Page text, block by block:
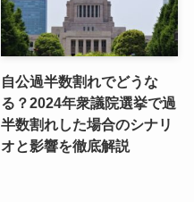
自公過半数割れでどうな
る？2024年衆議院選挙で過
半数割れした場合のシナリ
オと影響を徹底解説